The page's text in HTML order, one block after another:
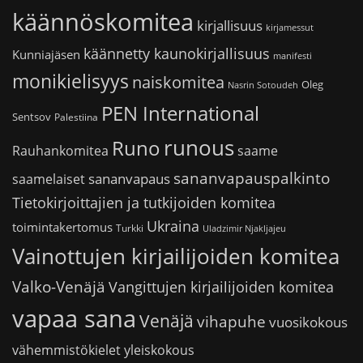
käännöskomitea kirjallisuus kirjamessut
Kunniajäsen käännetty kaunokirjallisuus manifesti
monikielisyys naiskomitea Nasrin Sotoudeh Oleg
Sentsov Palestiina PEN International
Rauhankomitea Runo runoussaame
saamelaiset sananvapaus sananvapauspalkinto
Tietokirjoittajien ja tutkijoiden komitea
toimintakertomus Turkki Ukraina Uladzimir Njakljajeu
Vainottujen kirjailijoiden komitea
Valko-Venäjä Vangittujen kirjailijoiden komitea
vapaa sana Venäjä vihapuhe vuosikokous
vähemmistökieletyleiskokous